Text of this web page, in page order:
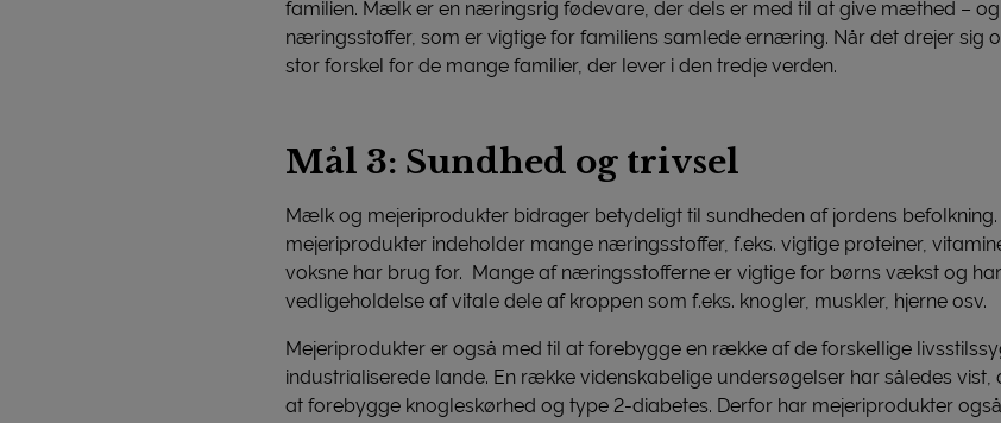
familien. Mælk er en næringsrig fødevare, der dels er med til at give mæthed –
næringsstoffer, som er vigtige for familiens samlede ernæring. Når det drejer sig
stor forskel for de mange familier, der lever i den tredje verden.
Mål 3: Sundhed og trivsel
Mælk og mejeriprodukter bidrager betydeligt til sundheden af jordens
mejeriprodukter indeholder mange næringsstoffer, f.eks. vigtige proteiner,
voksne har brug for. Mange af næringsstofferne er vigtige for børns vækst og
vedligeholdelse af vitale dele af kroppen som f.eks. knogler, muskler, hjerne osv.
Mejeriprodukter er også med til at forebygge en række af de forskellige
industrialiserede lande. En række videnskabelige undersøgelser har således
at forebygge knogleskørhed og type 2-diabetes. Derfor har mejeriprodukter